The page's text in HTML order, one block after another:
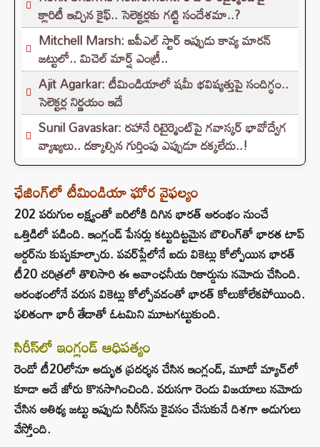
క్లారిటీ ఇచ్చిన కైఫ్.. సెలెక్టర్లకు గట్టి సందేశమా..?
Mitchell Marsh: ఐపీఎల్ స్టార్ ఇప్పుడు కావ్య మారన్
జట్టులో.. మిచెల్ మార్ష్ ఎంట్రీ..
Ajit Agarkar: టీమిండియాలో షమీ భవిష్యత్తుపై సందిగ్ధం..
సెలెక్టర్ల నిర్ణయం ఇదే
Sunil Gavaskar: రహానే రిటైర్మెంట్‌పై గవాస్కర్ భావోద్వేగ
వ్యాఖ్యలు.. దక్కాల్సిన గుర్తింపు ఎప్పుడూ దక్కలేదు..!
ఛేజింగ్‌లో టీమిండియా ఘోర వైఫల్యం
202 పరుగుల లక్ష్యంతో బరిలోకి దిగిన భారత్ ఆరంభం నుంచే
ఒత్తిడిలో పడింది. ఇంగ్లండ్ పేసర్లు కట్టుదిట్టమైన బౌలింగ్‌తో భారత టాప్
ఆర్డర్‌ను కుప్పకూల్చారు. పవర్‌ప్లేలోనే ఐదు వికెట్లు కోల్పోయిన భారత్
టీ20 చరిత్రలో తొలిసారి ఈ అవాంఛనీయ రికార్డును నమోదు చేసింది.
ఆరంభంలోనే వరుస వికెట్లు కోల్పోవడంతో భారత్ కోలుకోలేకపోయింది.
ఫలితంగా భారీ తేడాతో ఓటమిని మూటగట్టుకుంది.
సిరీస్‌లో ఇంగ్లండ్ ఆధిపత్యం
రెండో టీ20లోనూ అద్భుత ప్రదర్శన చేసిన ఇంగ్లండ్, మూడో మ్యాచ్‌లో
కూడా అదే జోరు కొనసాగించింది. వరుసగా రెండు విజయాలు నమోదు
చేసిన ఆతిథ్య జట్టు ఇప్పుడు సిరీస్‌ను కైవసం చేసుకునే దిశగా అడుగులు
వేస్తోంది.